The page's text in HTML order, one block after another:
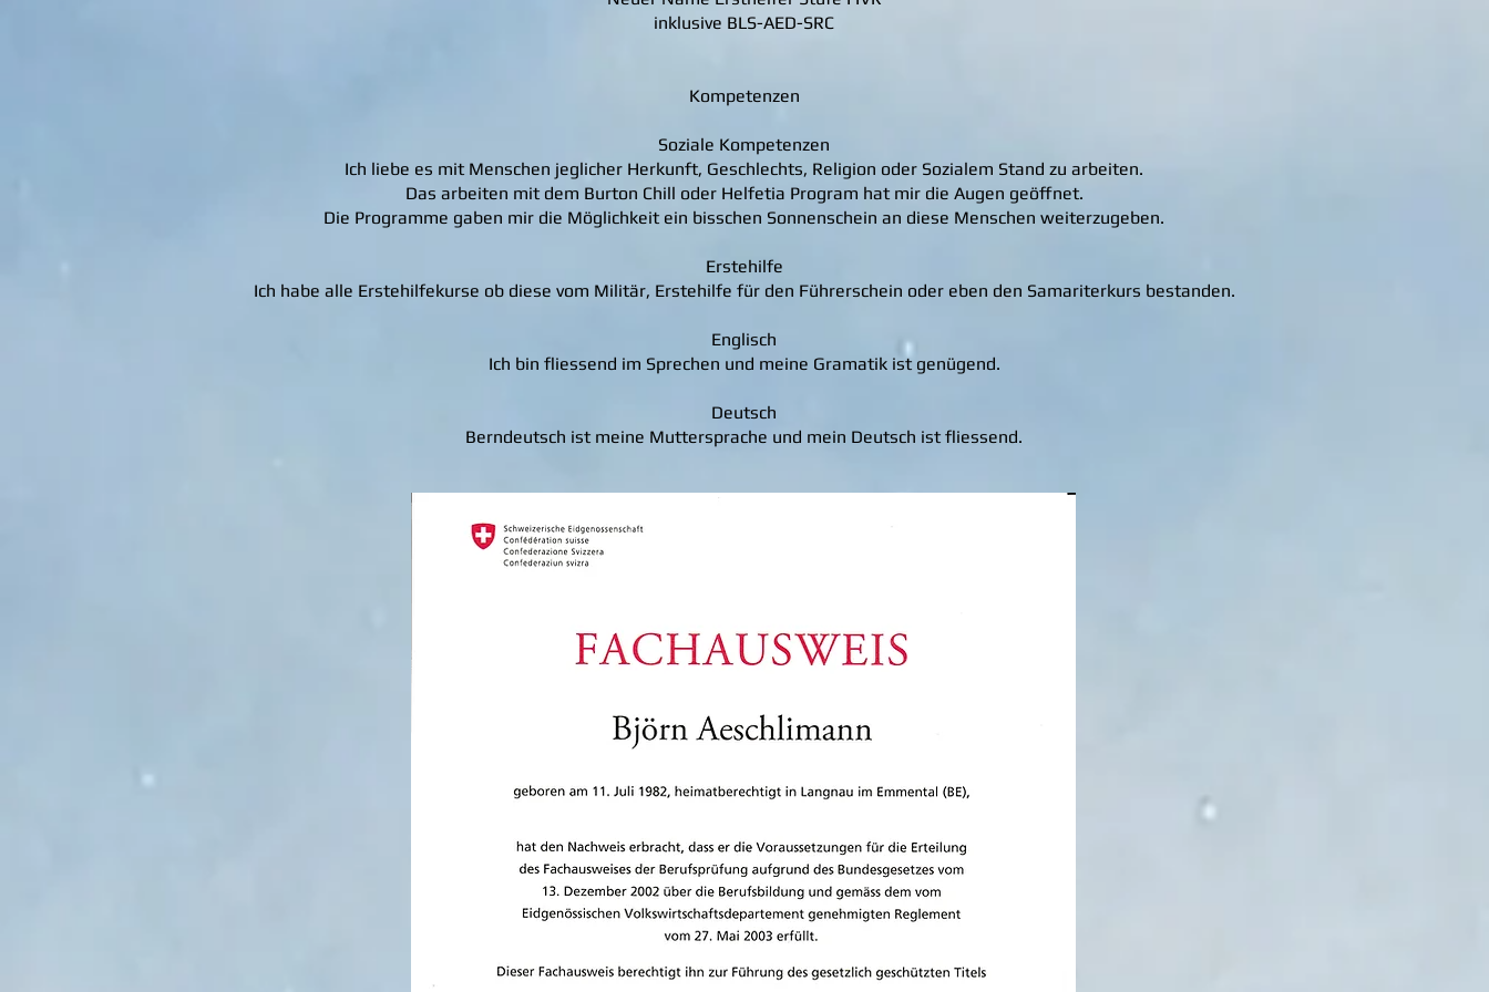
inklusive BLS-AED-SRC
​Kompetenzen
Soziale Kompetenzen
Ich liebe es mit Menschen jeglicher Herkunft, Geschlechts, Religion oder Sozialem Stand zu arbeiten.
Das arbeiten mit dem Burton Chill oder Helfetia Program hat mir die Augen geöffnet.
Die Programme gaben mir die Möglichkeit ein bisschen Sonnenschein an diese Menschen weiterzugeben.
Erstehilfe
Ich habe alle Erstehilfekurse ob diese vom Militär, Erstehilfe für den Führerschein oder eben den Samariterkurs bestanden.
Englisch
Ich bin fliessend im Sprechen und meine Gramatik ist genügend.
Deutsch
Berndeutsch ist meine Muttersprache und mein Deutsch ist fliessend.